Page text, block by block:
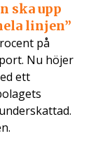
ska upp
linjen”
på
Nu höjer
ett